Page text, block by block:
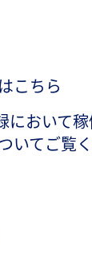
こちら
において
いてご覧